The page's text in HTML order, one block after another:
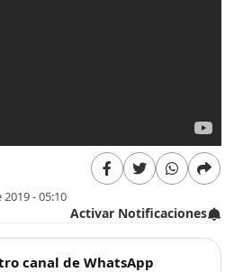
- 05:10
Activar Notificaciones
canal de WhatsApp